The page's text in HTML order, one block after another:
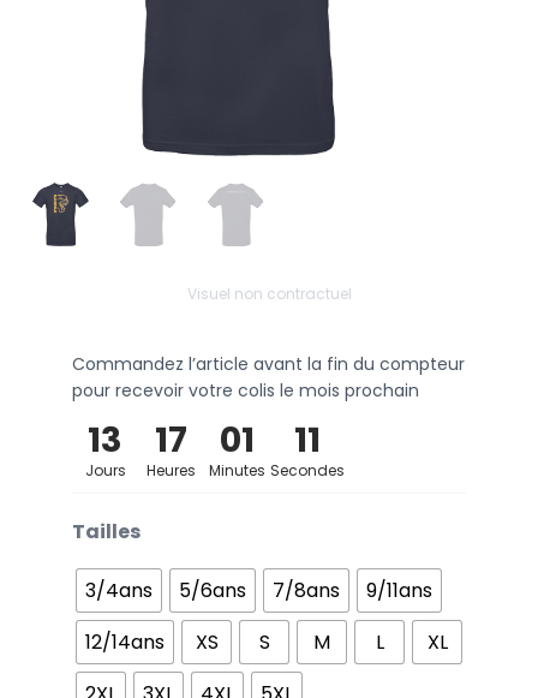
Visuel non contractuel
Commandez l’article avant la fin du compteur
pour recevoir votre colis le mois prochain
13
Jours
17
Heures
01
Minutes
11
Secondes
Tailles
3/4ans 5/6ans 7/8ans
9/11ans
12/14ans
XS S M L
XL